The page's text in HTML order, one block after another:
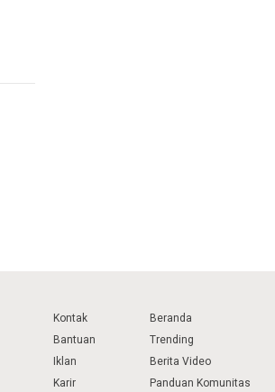
Kontak
Bantuan
Iklan
Karir
Beranda
Trending
Berita Video
Panduan Komunitas